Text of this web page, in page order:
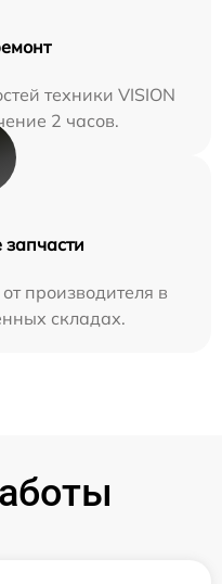
техники VISION
2 часов.
производителя в
складах.